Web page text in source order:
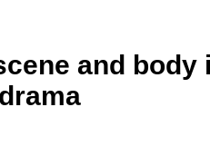
and body